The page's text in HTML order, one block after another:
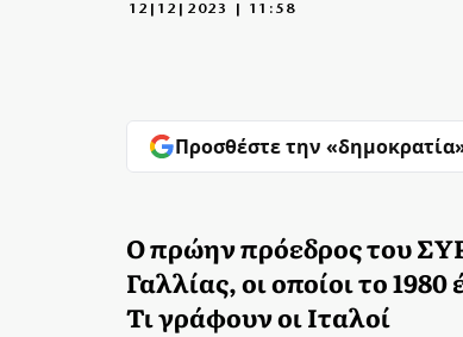
12|12|2023 | 11:58
Προσθέστε την
Ο πρώην πρόεδρος του
Γαλλίας, οι οποίοι το
Τι γράφουν οι Ιταλοί